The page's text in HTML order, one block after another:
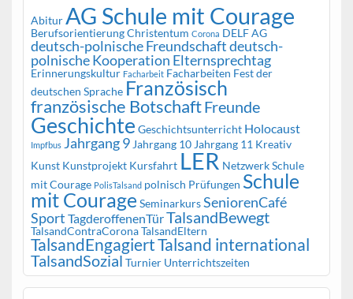
Abitur AG Schule mit Courage
BerufsorientierungChristentum Corona DELF AG
deutsch-polnische Freundschaftdeutsch-
polnische Kooperation Elternsprechtag
Erinnerungskultur Facharbeit Facharbeiten Fest der
deutschen Sprache Französisch
französische BotschaftFreunde
Geschichte Geschichtsunterricht Holocaust
Impfbus Jahrgang 9 Jahrgang 10 Jahrgang 11 Kreativ
Kunst Kunstprojekt Kursfahrt LER Netzwerk Schule
mit Courage PolisTalsand polnisch Prüfungen Schule
mit Courage SeminarkursSeniorenCafé
Sport TagderoffenenTürTalsandBewegt
TalsandContraCoronaTalsandEltern
TalsandEngagiertTalsand international
TalsandSozial Turnier Unterrichtszeiten